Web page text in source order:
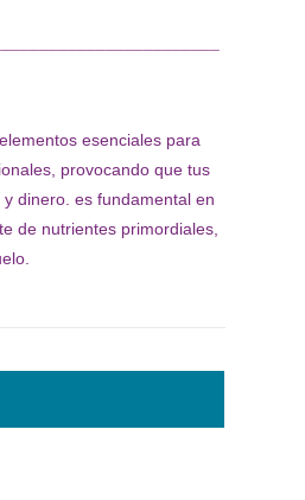
esenciales para
provocando que tus
dinero. es fundamental en
de nutrientes primordiales,